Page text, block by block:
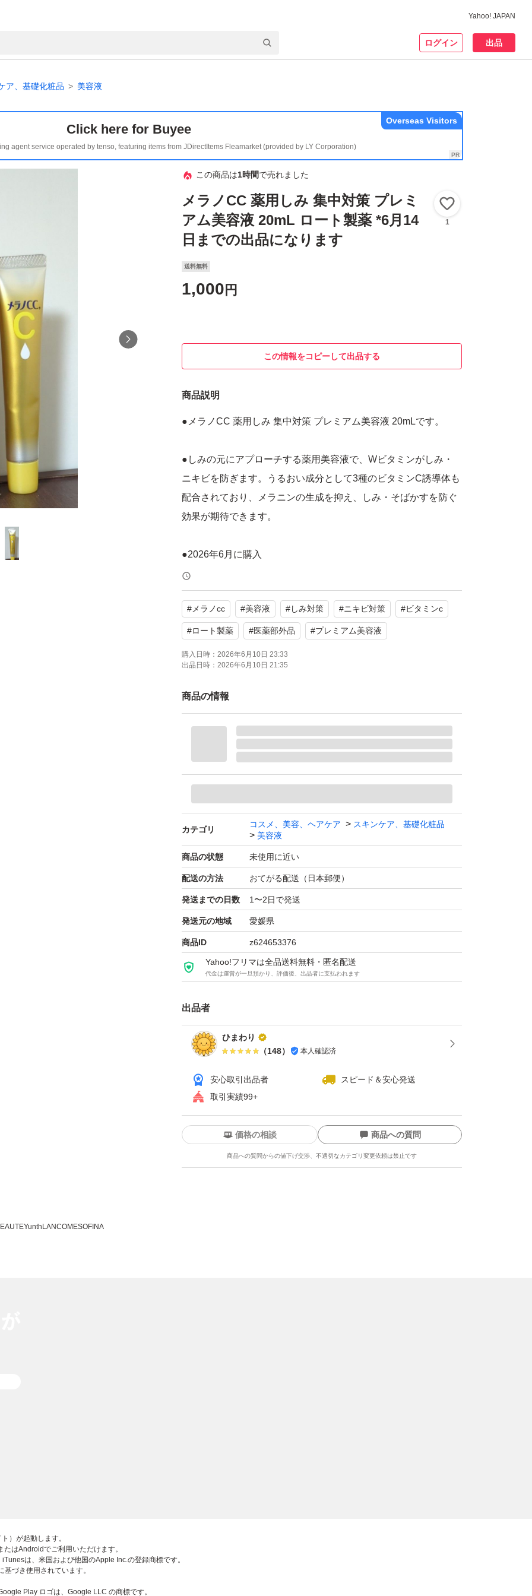
Yahoo! JAPAN
ログイン 出品
ア、基礎化粧品 美容液
Click here for Buyee
agent service operated by tenso, featuring items from JDirectItems Fleamarket (provided by LY Corporation)
Overseas Visitors
この商品は1時間で売れました
メラノCC 薬用しみ 集中対策 プレミ
アム美容液 20mL ロート製薬 *6月14
日までの出品になります
1
送料無料
1,000 円
この情報をコピーして出品する
商品説明
●メラノCC 薬用しみ 集中対策 プレミアム美容液 20mLです。
●しみの元にアプローチする薬用美容液で、Wビタミンがしみ・
ニキビを防ぎます。うるおい成分として3種のビタミンC誘導体も
配合されており、メラニンの生成を抑え、しみ・そばかすを防ぐ
効果が期待できます。
●2026年6月に購入
●開封して2回使用してます。
●別の商品に変えたため使えなくなったので必要な方へ☆
*残量たっぷり
*厚みの関係で緩衝材が使えません。ご了承ください。
よろしくお願いいたします。
メラノCC 薬用しみ集中対策プレミアム美容液 20ml 【医薬部外
品】
ブランド：ロート製薬
# メラノcc #美容液 #しみ対策 #ニキビ対策 #ビタミンc
#ロート製薬 #医薬部外品 #プレミアム美容液
購入日時： 2026年6月10日 23:33
出品日時： 2026年6月10日 21:35
商品の情報
カテゴリ
コスメ、美容、ヘアケア
スキンケア、基礎化粧品
美容液
商品の状態 未使用に近い
配送の方法 おてがる配送（日本郵便）
発送までの日数 1〜2日で発送
発送元の地域 愛媛県
商品ID z624653376
Yahoo!フリマは全品送料無料・匿名配送
代金は運営が一旦預かり、評価後、出品者に支払われます
出品者
ひまわり
（148） 本人確認済
安心取引出品者
スピード＆安心発送
取引実績99+
マが定めた一定の基準を満たしたユーザーにバッジを付与しています
Yahoo!フリマの基準をクリアした安心・安全なユーザーです
このユーザーは他フリマサービスでの取引実績があります
は実績に基づく表示であり、発送を保証しているものではありません
このユーザーは高頻度で24時間以内に発送しています
このユーザーは設定した発送日数内に発送しています
価格の相談 商品への質問
商品への質問からの値下げ交渉、不適切なカテゴリ変更依頼は禁止です
この商品の情報をコピーします
必ずご自身の商品に合わせて編集してください
商品情報コピー機能について
Yunth LANCOMESOFINA
）が起動します。
はAndroidでご利用いただけます。
は、米国および他国のApple Inc.の登録商標です。
づき使用されています。
Play ロゴは、Google LLC の商標です。